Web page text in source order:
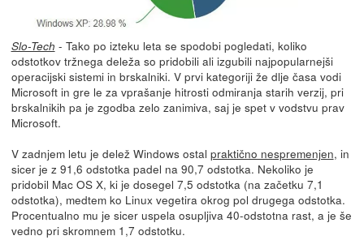
Slo-Tech - Tako po izteku leta se spodobi pogledati, koliko
odstotkov tržnega deleža so pridobili ali izgubili najpopularnejši
operacijski sistemi in brskalniki. V prvi kategoriji že dlje časa vodi
Microsoft in gre le za vprašanje hitrosti odmiranja starih verzij, pri
brskalnikih pa je zgodba zelo zanimiva, saj je spet v vodstvu prav
Microsoft.
V zadnjem letu je delež Windows ostal praktično nespremenjen, in
sicer je z 91,6 odstotka padel na 90,7 odstotka. Nekoliko je
pridobil Mac OS X, ki je dosegel 7,5 odstotka (na začetku 7,1
odstotka), medtem ko Linux vegetira okrog pol drugega odstotka.
Procentualno mu je sicer uspela osupljiva 40-odstotna rast, a je še
vedno pri skromnem 1,7 odstotku.